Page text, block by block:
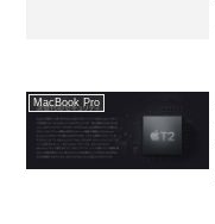
MacBook Pro